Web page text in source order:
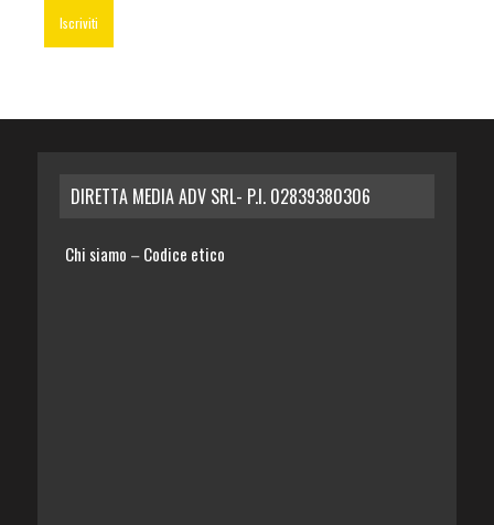
DIRETTA MEDIA ADV SRL- P.I. 02839380306
Chi siamo – Codice etico